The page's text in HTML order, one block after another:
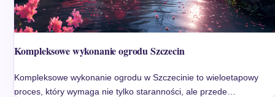
Kompleksowe wykonanie ogrodu Szczecin
Kompleksowe wykonanie ogrodu w Szczecinie to wieloetapowy
proces, który wymaga nie tylko staranności, ale przede…